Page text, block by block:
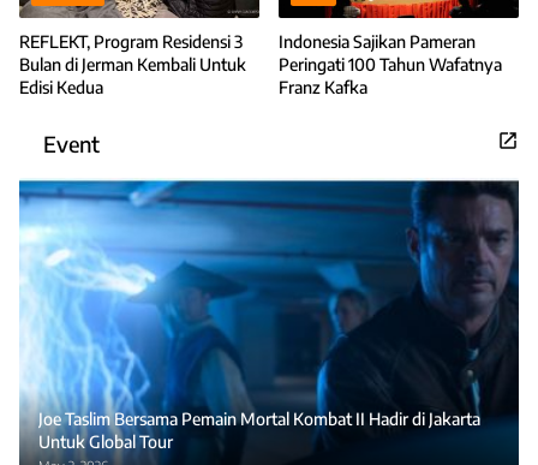
REFLEKT, Program Residensi 3
Bulan di Jerman Kembali Untuk
Edisi Kedua
Indonesia Sajikan Pameran
Peringati 100 Tahun Wafatnya
Franz Kafka
Event
Joe Taslim Bersama Pemain Mortal Kombat II Hadir di Jakarta
Untuk Global Tour